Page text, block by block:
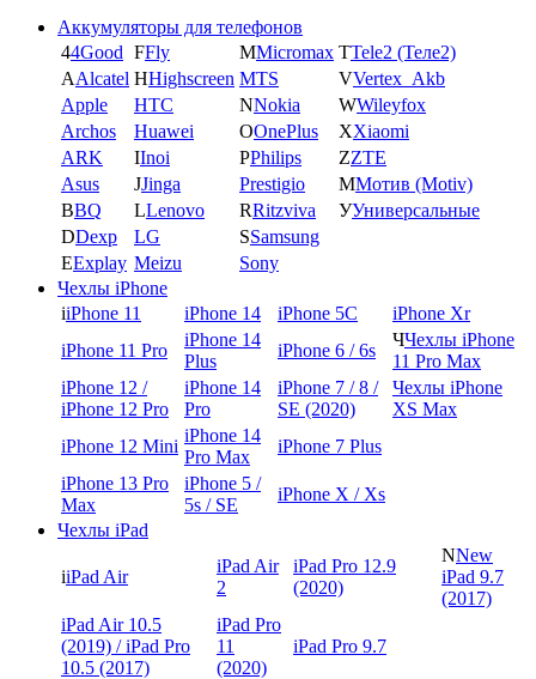
Аккумуляторы для телефонов
44Good FFly MMicromax TTele2 (Теле2)
AAlcatel HHighscreen MTS VVertex_Akb
Apple
HTC NNokia WWileyfox
Archos
Huawei OOnePlus XXiaomi
ARK
IInoi PPhilips ZZTE
Asus
JJinga Prestigio ММотив (Motiv)
BBQ LLenovo RRitzviva УУниверсальные
DDexp LG SSamsung
EExplay Meizu
Sony
Чехлы iPhone
iiPhone 11 iPhone 14 iPhone 5C
iPhone Xr
iPhone 11 Pro
iPhone 14
Plus
iPhone 6 / 6s
ЧЧехлы iPhone
11 Pro Max
iPhone 12 /
iPhone 12 Pro
iPhone 14
Pro
iPhone 7 / 8 /
SE (2020)
Чехлы iPhone
XS Max
iPhone 12 Mini
iPhone 14
Pro Max
iPhone 7 Plus
iPhone 13 Pro
Max
iPhone 5 /
5s / SE
iPhone X / Xs
Чехлы iPad
iiPad Air
iPad Air
2
iPad Pro 12.9
(2020)
NNew
iPad 9.7
(2017)
iPad Air 10.5
(2019) / iPad Pro
10.5 (2017)
iPad Pro
11
(2020)
iPad Pro 9.7